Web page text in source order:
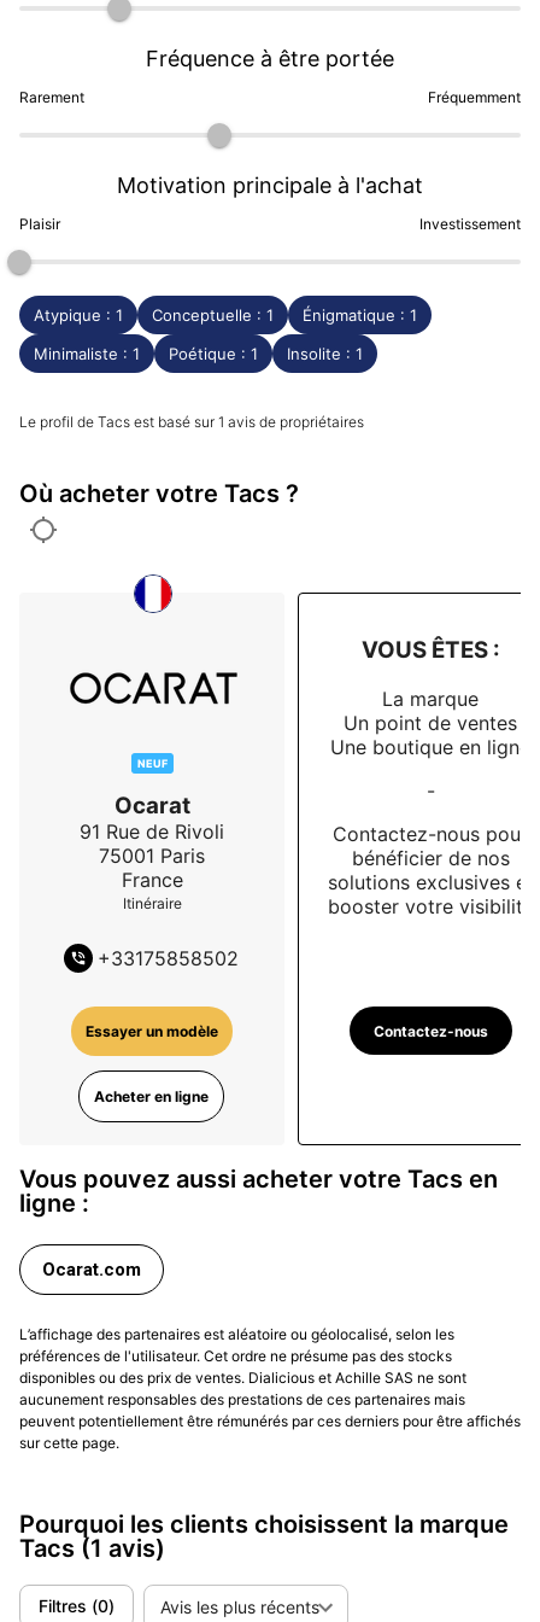
choisir une Tacs qui vous correspond le mieux,
avis clients Dialicioussont une précieuse ressource
pour évaluer chacun des différents modèles à travers
Rarement
Fréquence à être portée
Fréquemment
Plaisir
Motivation principale à l'achat
Investissement
Atypique : 1 Conceptuelle : 1
Énigmatique : 1
Minimaliste : 1
Poétique : 1 Insolite : 1
Le profil de Tacs est basé sur 1 avis de propriétaires
Où acheter votre Tacs ?
NEUF
Ocarat
91 Rue de Rivoli
75001 Paris
France
Itinéraire
+33175858502
Essayer un modèle
Acheter en ligne
VOUS ÊTES :
La marque
Un point de ventes
Une boutique en ligne
-
Contactez-nous pour
bénéficier de nos
solutions exclusives et
booster votre visibilité
Contactez-nous
Vous pouvez aussi acheter votre Tacs en
ligne :
Ocarat.com
L’affichage des partenaires est aléatoire ou géolocalisé, selon les
préférences de l'utilisateur. Cet ordre ne présume pas des stocks
disponibles ou des prix de ventes. Dialicious et Achille SAS ne sont
aucunement responsables des prestations de ces partenaires mais
peuvent potentiellement être rémunérés par ces derniers pour être affichés
sur cette page.
Pourquoi les clients choisissent la marque
Tacs (1 avis)
Filtres (0) Avis les plus récents